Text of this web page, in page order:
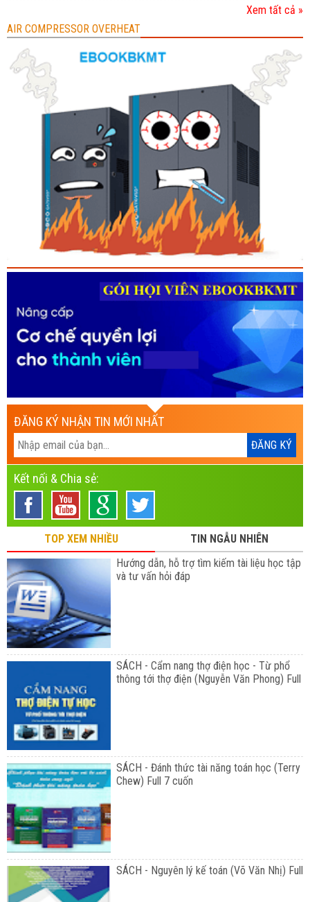
Xem tất cả »
AIR COMPRESSOR OVERHEAT
ĐĂNG KÝ NHẬN TIN MỚI NHẤT
Kết nối & Chia sẻ:
TOP XEM NHIỀU
TIN NGẪU NHIÊN
Hướng dẫn, hỗ trợ tìm kiếm tài liệu học tập
và tư vấn hỏi đáp
SÁCH - Cẩm nang thợ điện học - Từ phổ
thông tới thợ điện (Nguyễn Văn Phong) Full
SÁCH - Đánh thức tài năng toán học (Terry
Chew) Full 7 cuốn
SÁCH - Nguyên lý kế toán (Võ Văn Nhị) Full